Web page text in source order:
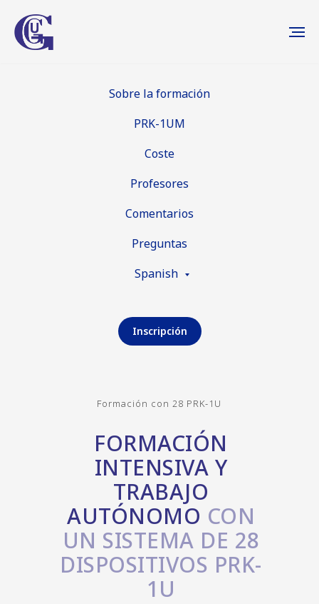
Sobre la formación
PRK-1UM
Coste
Profesores
Comentarios
Preguntas
Spanish
Inscripción
FORMACIÓN
INTENSIVA Y
TRABAJO
AUTÓNOMO CON
UN SISTEMA DE 28
DISPOSITIVOS PRK-
1U
Formación con 28 PRK-1U